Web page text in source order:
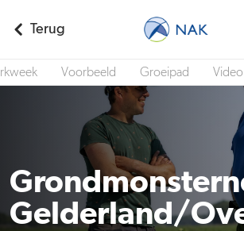
Terug
Voorbeeld Groeipad Video
Gelderland/